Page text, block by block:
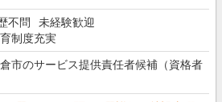
不問
未経験歓迎
制度充実
倉市のサービス提供責任者候補（資格者